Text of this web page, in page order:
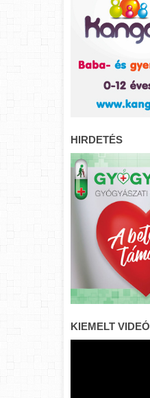
HIRDETÉS
KIEMELT VIDEÓ